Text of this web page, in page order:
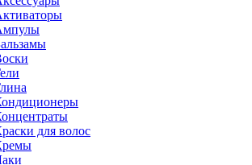
для волос